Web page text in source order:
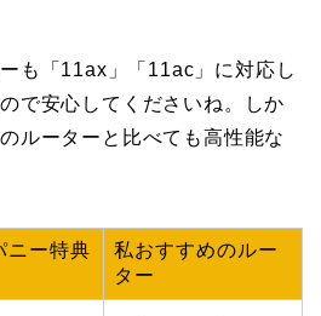
も「11ax」「11ac」に対応し
で安心してくださいね。しか
ルーターと比べても高性能な
ニー特典
私おすすめのルー
ター